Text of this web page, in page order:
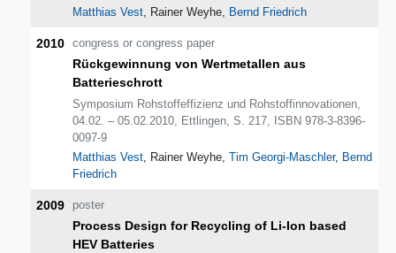
Matthias Vest, Rainer Weyhe, Bernd Friedrich
2010 congress or congress paper
Rückgewinnung von Wertmetallen aus
Batterieschrott
Symposium Rohstoffeffizienz und Rohstoffinnovationen,
04.02. – 05.02.2010, Ettlingen, S. 217, ISBN 978-3-8396-
0097-9
Matthias Vest, Rainer Weyhe,Tim Georgi-Maschler, Bernd
Friedrich
2009 poster
Process Design for Recycling of Li-Ion based
HEV Batteries